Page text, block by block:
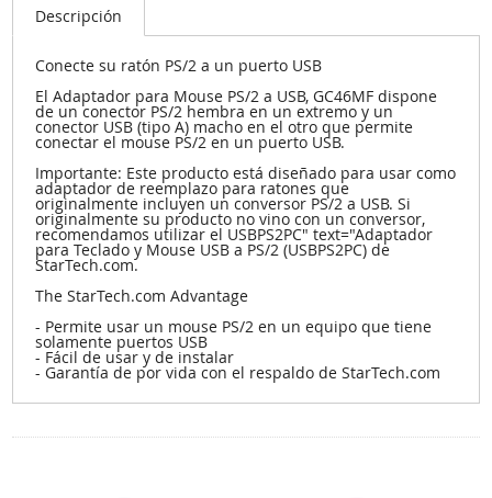
Descripción
Conecte su ratón PS/2 a un puerto USB
El Adaptador para Mouse PS/2 a USB, GC46MF dispone
de un conector PS/2 hembra en un extremo y un
conector USB (tipo A) macho en el otro que permite
conectar el mouse PS/2 en un puerto USB.
Importante: Este producto está diseñado para usar como
adaptador de reemplazo para ratones que
originalmente incluyen un conversor PS/2 a USB. Si
originalmente su producto no vino con un conversor,
recomendamos utilizar el USBPS2PC" text="Adaptador
para Teclado y Mouse USB a PS/2 (USBPS2PC) de
StarTech.com.
The StarTech.com Advantage
- Permite usar un mouse PS/2 en un equipo que tiene
solamente puertos USB
- Fácil de usar y de instalar
- Garantía de por vida con el respaldo de StarTech.com